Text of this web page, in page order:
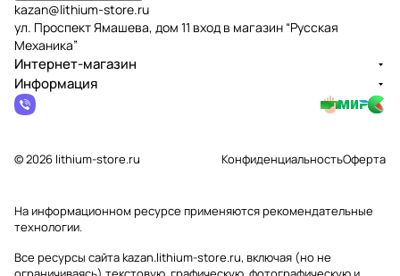
kazan@lithium-store.ru
ул. Проспект Ямашева, дом 11 вход в магазин “Русская
Механика”
Интернет-магазин
Информация
© 2026 lithium-store.ru КонфиденциальностьОферта
На информационном ресурсе применяютсярекомендательные
технологии.
Все ресурсы сайта kazan.lithium-store.ru, включая (но не